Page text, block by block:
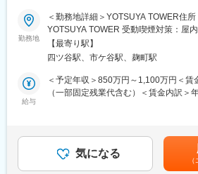
■PayPay
2018年にサービスを開始してから約7
を突破したフィンテック企業「PayPay
私たちは日本におけるキャッシュレス
した金融ライフプラットフォームの普
目指しています。
■募集背景
ダー候補）を募集いたします。
これまでは、（もちろんコストを意識
が可能な金融機関を拡大していくこと
勤務地
＜勤務地詳細＞YOTSUYA TOWER住
YOTSUYA TOWER 受動喫煙対策：屋
社の定める事業所（リモートワーク含む
【最寄り駅】
四ツ谷駅、市ケ谷駅、麹町駅
給与
＜予定年収＞850万円～1,100万円＜賃
（一部固定残業代含む）＜賃金内訳＞
＜昇給有無＞有＜残業手当＞有＜給与
績、貢献度に応じ当社規定により決定
務手当、深夜勤務手当有※給与支給に
気になる